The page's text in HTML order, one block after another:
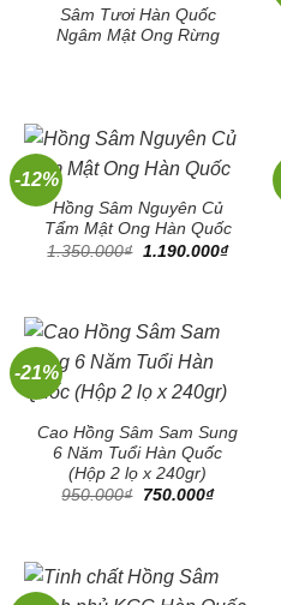
Sâm Tươi Hàn Quốc
Ngâm Mật Ong Rừng
-12%
Hồng Sâm Nguyên Củ
Tẩm Mật Ong Hàn Quốc
1.350.000₫
Giá
1.190.000₫Giá
-21%
Cao Hồng Sâm Sam Sung
6 Năm Tuổi Hàn Quốc
(Hộp 2 lọ x 240gr)
950.000₫
Giá
750.000₫Giá